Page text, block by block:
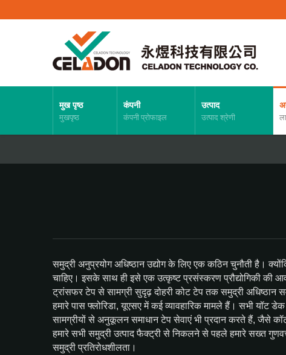
मुख पृष्ठ
मुखपृष्ठ
कंपनी
कंपनी प्रोफाइल
उत्पाद
उत्पाद श्रेणी
समुद्री अनुप्रयोग अधिष्ठान उद्योग के लिए एक कठिन चुनौती है।
चाहिए। इसके साथ ही इसे एक उत्कृष्ट प्रसंस्करण प्रौद्योगिकी की
ट्रांसफर टेप से सामग्री सुदृढ़ दोहरी कोट टेप तक समुद्री अधिष्ठान
हमारे पास फ्लोरिडा, यूएसए में कई व्यावहारिक मामले हैं। सभी यॉट
सामग्रीयों से अनुकूलन समाधान टेप सेवाएं भी प्रदान करते हैं, जैसे
हमारे सभी समुद्री उत्पाद फैक्ट्री से निकलने से पहले हमारे सख्त
समुद्री प्रतिरोधशीलता।